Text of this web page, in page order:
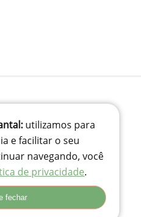
3707
Pinheirinho, Curitiba-PR
Rita, Lages - SC, 88503-180
utilizamos para
e facilitar o seu
navegando, você
de privacidade.
fechar